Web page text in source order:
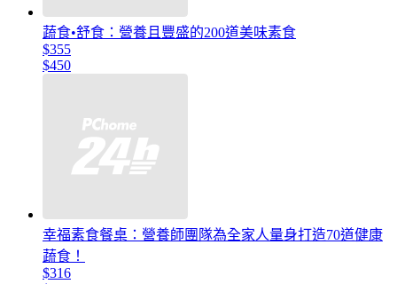
蔬食•舒食：營養且豐盛的200道美味素食
$355
$450
幸福素食餐桌：營養師團隊為全家人量身打造70道健康
蔬食！
$316